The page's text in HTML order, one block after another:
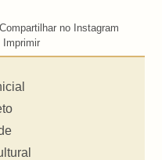
Compartilhar no Instagram
Imprimir